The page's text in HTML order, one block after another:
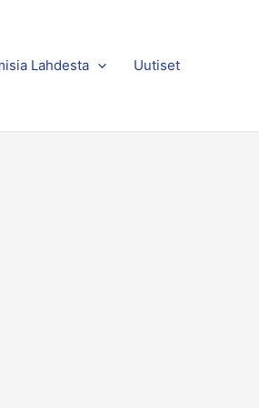
Lahdesta Uutiset